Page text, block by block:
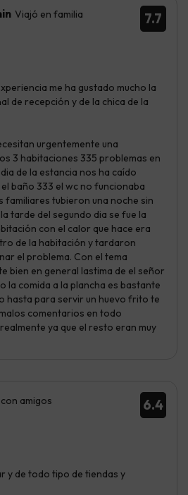
7.7
Viajó en familia
me ha gustado mucho la
de recepción y de la chica de la
urgentemente una
3 habitaciones 335 problemas en
de la estancia nos ha caído
baño 333 el wc no funcionaba
familiares tubieron una noche sin
tarde del segundo dia se fue la
con el calor que hace era
de la habitación y tardaron
el problema. Con el tema
bien en general lastima de el señor
la comida a la plancha es bastante
hasta para servir un huevo frito te
comentarios en todo
ya que el resto eran muy
6.4
amigos
y de todo tipo de tiendas y